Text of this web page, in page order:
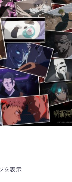
を表示